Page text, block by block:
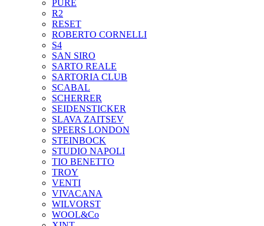
PURE
R2
RESET
ROBERTO CORNELLI
S4
SAN SIRO
SARTO REALE
SARTORIA CLUB
SCABAL
SCHERRER
SEIDENSTICKER
SLAVA ZAITSEV
SPEERS LONDON
STEINBOCK
STUDIO NAPOLI
TIO BENETTO
TROY
VENTI
VIVACANA
WILVORST
WOOL&Co